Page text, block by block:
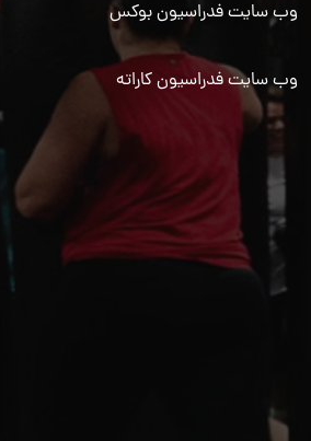
وب سایت فدراسیون بوکس
وب سایت فدراسیون کاراته